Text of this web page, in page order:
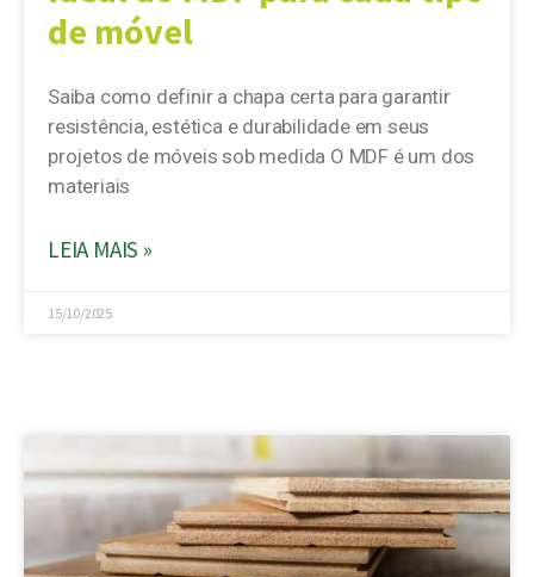
de móvel
Saiba como definir a chapa certa para garantir
resistência, estética e durabilidade em seus
projetos de móveis sob medida O MDF é um dos
materiais
LEIA MAIS »
15/10/2025